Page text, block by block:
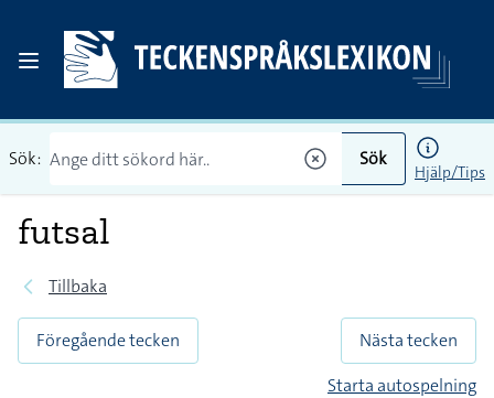
Sök: Sök
Hjälp/Tips
futsal
Tillbaka
Föregående tecken
Nästa tecken
Starta autospelning